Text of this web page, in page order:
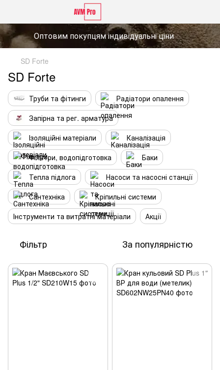
Оптовим покупцям індивідуальні ціни
SD Forte
SD Forte
Труби та фітинги
Радіатори опалення
Запірна та рег. арматура
Ізоляційні матеріали
Каналізація
Фільтри, водопідготовка
Баки
Тепла підлога
Насоси та насосні станції
Сантехніка
Кріпильні системи
Інструменти та витратні матеріали
Акції
Фільтр За популярністю